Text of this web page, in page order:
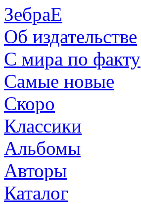
ЗебраЕ
Об издательстве
С мира по факту
Самые новые
Скоро
Классики
Альбомы
Авторы
Каталог